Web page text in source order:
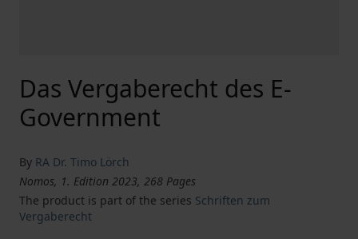
Das Vergaberecht des E-
Government
By RA Dr. Timo Lörch
Nomos, 1. Edition 2023, 268 Pages
The product is part of the series Schriften zum
Vergaberecht